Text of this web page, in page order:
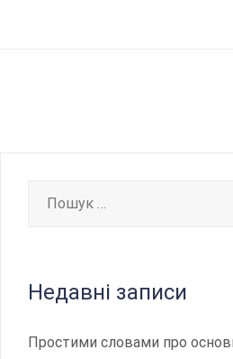
Недавні записи
Простими словами про